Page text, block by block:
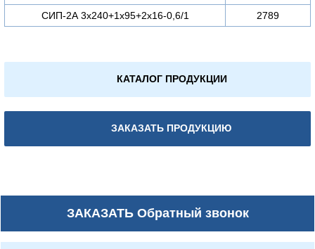
СИП-2А 3х240+1х95+2х16-0,6/1
2789
КАТАЛОГ ПРОДУКЦИИ
ЗАКАЗАТЬ ПРОДУКЦИЮ
ЗАКАЗАТЬОбратный звонок